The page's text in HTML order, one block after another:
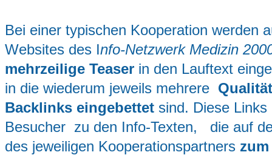
Bei einer typischen Kooperation werden a
Websites des Info-Netzwerk Medizin
mehrzeilige Teaser in den Lauftext
in die wiederum jeweils mehrere
Backlinks eingebettet sind. Diese Links
Besucher zu den Info-Texten, die auf
des jeweiligen Kooperationspartners